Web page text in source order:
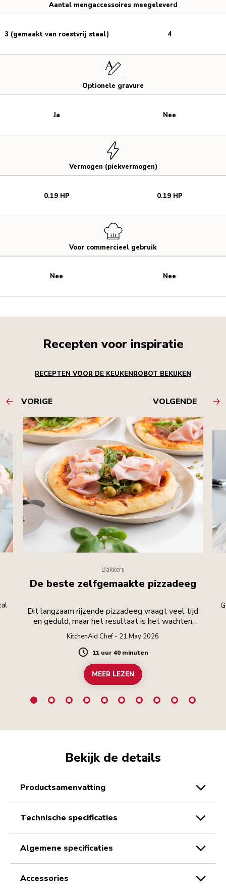
Aantal mengaccessoires meegeleverd
Optionele gravure
Vermogen (piekvermogen)
Voor commercieel gebruik
3 (gemaakt van roestvrij staal)
Ja
0.19 HP
Nee
4
Nee
0.19 HP
Nee
Recepten voor inspiratie
RECEPTEN VOOR DE KEUKENROBOT BEKIJKEN
VORIGE VOLGENDE
Bakkerij
De beste zelfgemaakte pizzadeeg
Dit langzaam rijzende pizzadeeg vraagt veel tijd
en geduld, maar het resultaat is het wachten
waard.
KitchenAid Chef - 21 May 2026
Duration
11 uur 40 minuten
MEER LEZEN
Bekijk de details
productsamenvatting
technische specificaties
algemene specificaties
accessories